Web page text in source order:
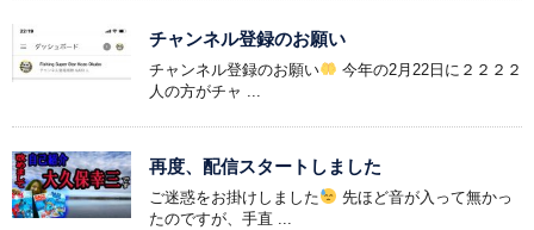
チャンネル登録のお願い
チャンネル登録のお願い
今年の2月22日に２２２２
人の方がチャ ...
再度、配信スタートしました
ご迷惑をお掛けしました
先ほど音が入って無かっ
たのですが、手直 ...